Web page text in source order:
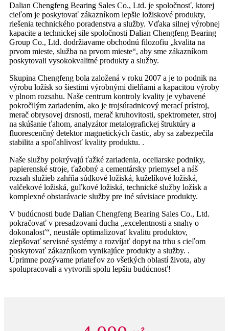
Dalian Chengfeng Bearing Sales Co., Ltd. je spoločnosť, ktorej
cieľom je poskytovať zákazníkom lepšie ložiskové produkty,
riešenia technického poradenstva a služby. Vďaka silnej výrobnej
kapacite a technickej sile spoločnosti Dalian Chengfeng Bearing
Group Co., Ltd. dodržiavame obchodnú filozofiu „kvalita na
prvom mieste, služba na prvom mieste“, aby sme zákazníkom
poskytovali vysokokvalitné produkty a služby.
Skupina Chengfeng bola založená v roku 2007 a je to podnik na
výrobu ložísk so šiestimi výrobnými dielňami a kapacitou výroby
v plnom rozsahu. Naše centrum kontroly kvality je vybavené
pokročilým zariadením, ako je trojsúradnicový merací prístroj,
merač obrysovej drsnosti, merač kruhovitosti, spektrometer, stroj
na skúšanie ťahom, analyzátor metalografickej štruktúry a
fluorescenčný detektor magnetických častíc, aby sa zabezpečila
stabilita a spoľahlivosť kvality produktu. .
Naše služby pokrývajú ťažké zariadenia, oceliarske podniky,
papierenské stroje, ťažobný a cementársky priemysel a náš
rozsah služieb zahŕňa súdkové ložiská, kuželíkové ložiská,
valčekové ložiská, guľkové ložiská, technické služby ložísk a
komplexné obstarávacie služby pre iné súvisiace produkty.
V budúcnosti bude Dalian Chengfeng Bearing Sales Co., Ltd.
pokračovať v presadzovaní ducha „excelentnosti a snahy o
dokonalosť“, neustále optimalizovať kvalitu produktov,
zlepšovať servisné systémy a rozvíjať dopyt na trhu s cieľom
poskytovať zákazníkom vynikajúce produkty a služby. .
Úprimne pozývame priateľov zo všetkých oblastí života, aby
spolupracovali a vytvorili spolu lepšiu budúcnosť!